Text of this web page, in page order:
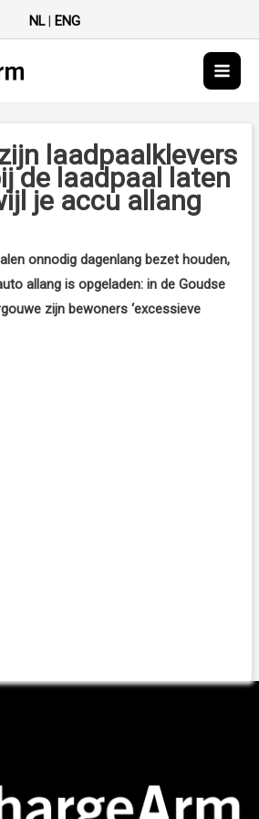
NL| ENG
Main
laadpaalklevers
de laadpaal laten
je accu allang
onnodig dagenlang bezet houden,
allang is opgeladen: in de Goudse
zijn bewoners ‘excessieve